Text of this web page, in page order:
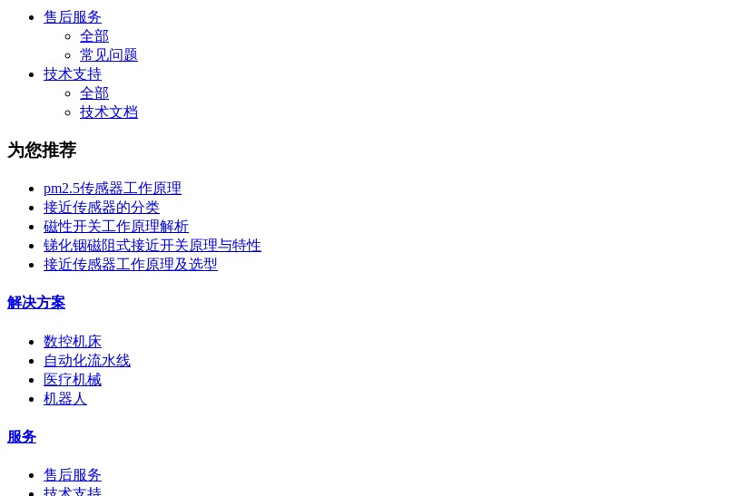
售后服务
全部
常见问题
技术支持
全部
技术文档
为您推荐
pm2.5传感器工作原理
接近传感器的分类
磁性开关工作原理解析
锑化铟磁阻式接近开关原理与特性
接近传感器工作原理及选型
解决方案
数控机床
自动化流水线
医疗机械
机器人
服务
售后服务